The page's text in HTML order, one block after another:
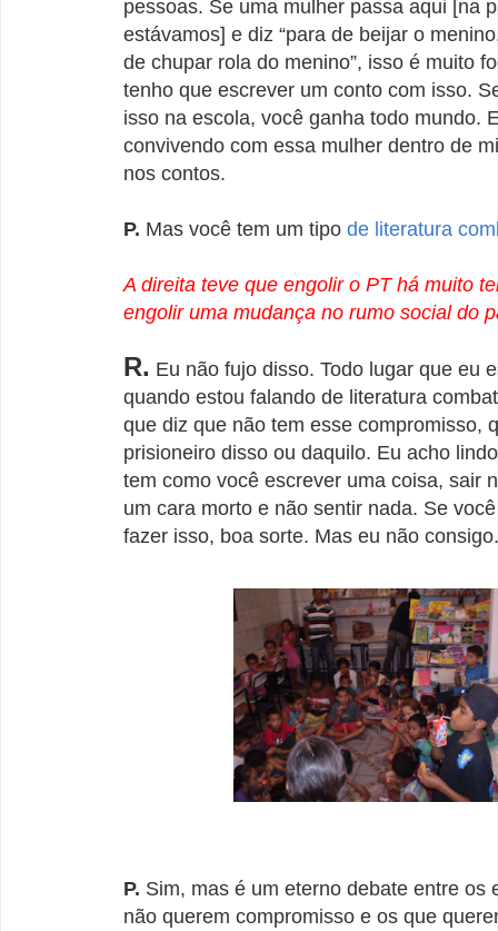
pessoas. Se uma mulher passa aqui [na
estávamos] e diz “para de beijar o
de chupar rola do menino”, isso é muito
tenho que escrever um conto com isso.
isso na escola, você ganha todo mundo.
convivendo com essa mulher dentro de
nos contos.
P. Mas você tem um tipo de literatura
A direita teve que engolir o PT há muito
engolir uma mudança no rumo social do
R. Eu não fujo disso. Todo lugar que eu
quando estou falando de literatura
que diz que não tem esse compromisso,
prisioneiro disso ou daquilo. Eu acho
tem como você escrever uma coisa, sair
um cara morto e não sentir nada. Se
fazer isso, boa sorte. Mas eu não consigo.
P. Sim, mas é um eterno debate entre os
não querem compromisso e os que